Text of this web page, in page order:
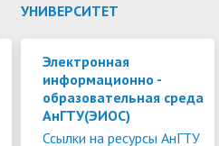
УНИВЕРСИТЕТ
Электронная
информационно -
образовательная среда
АнГТУ(ЭИОС)
Ссылки на ресурсы АнГТУ